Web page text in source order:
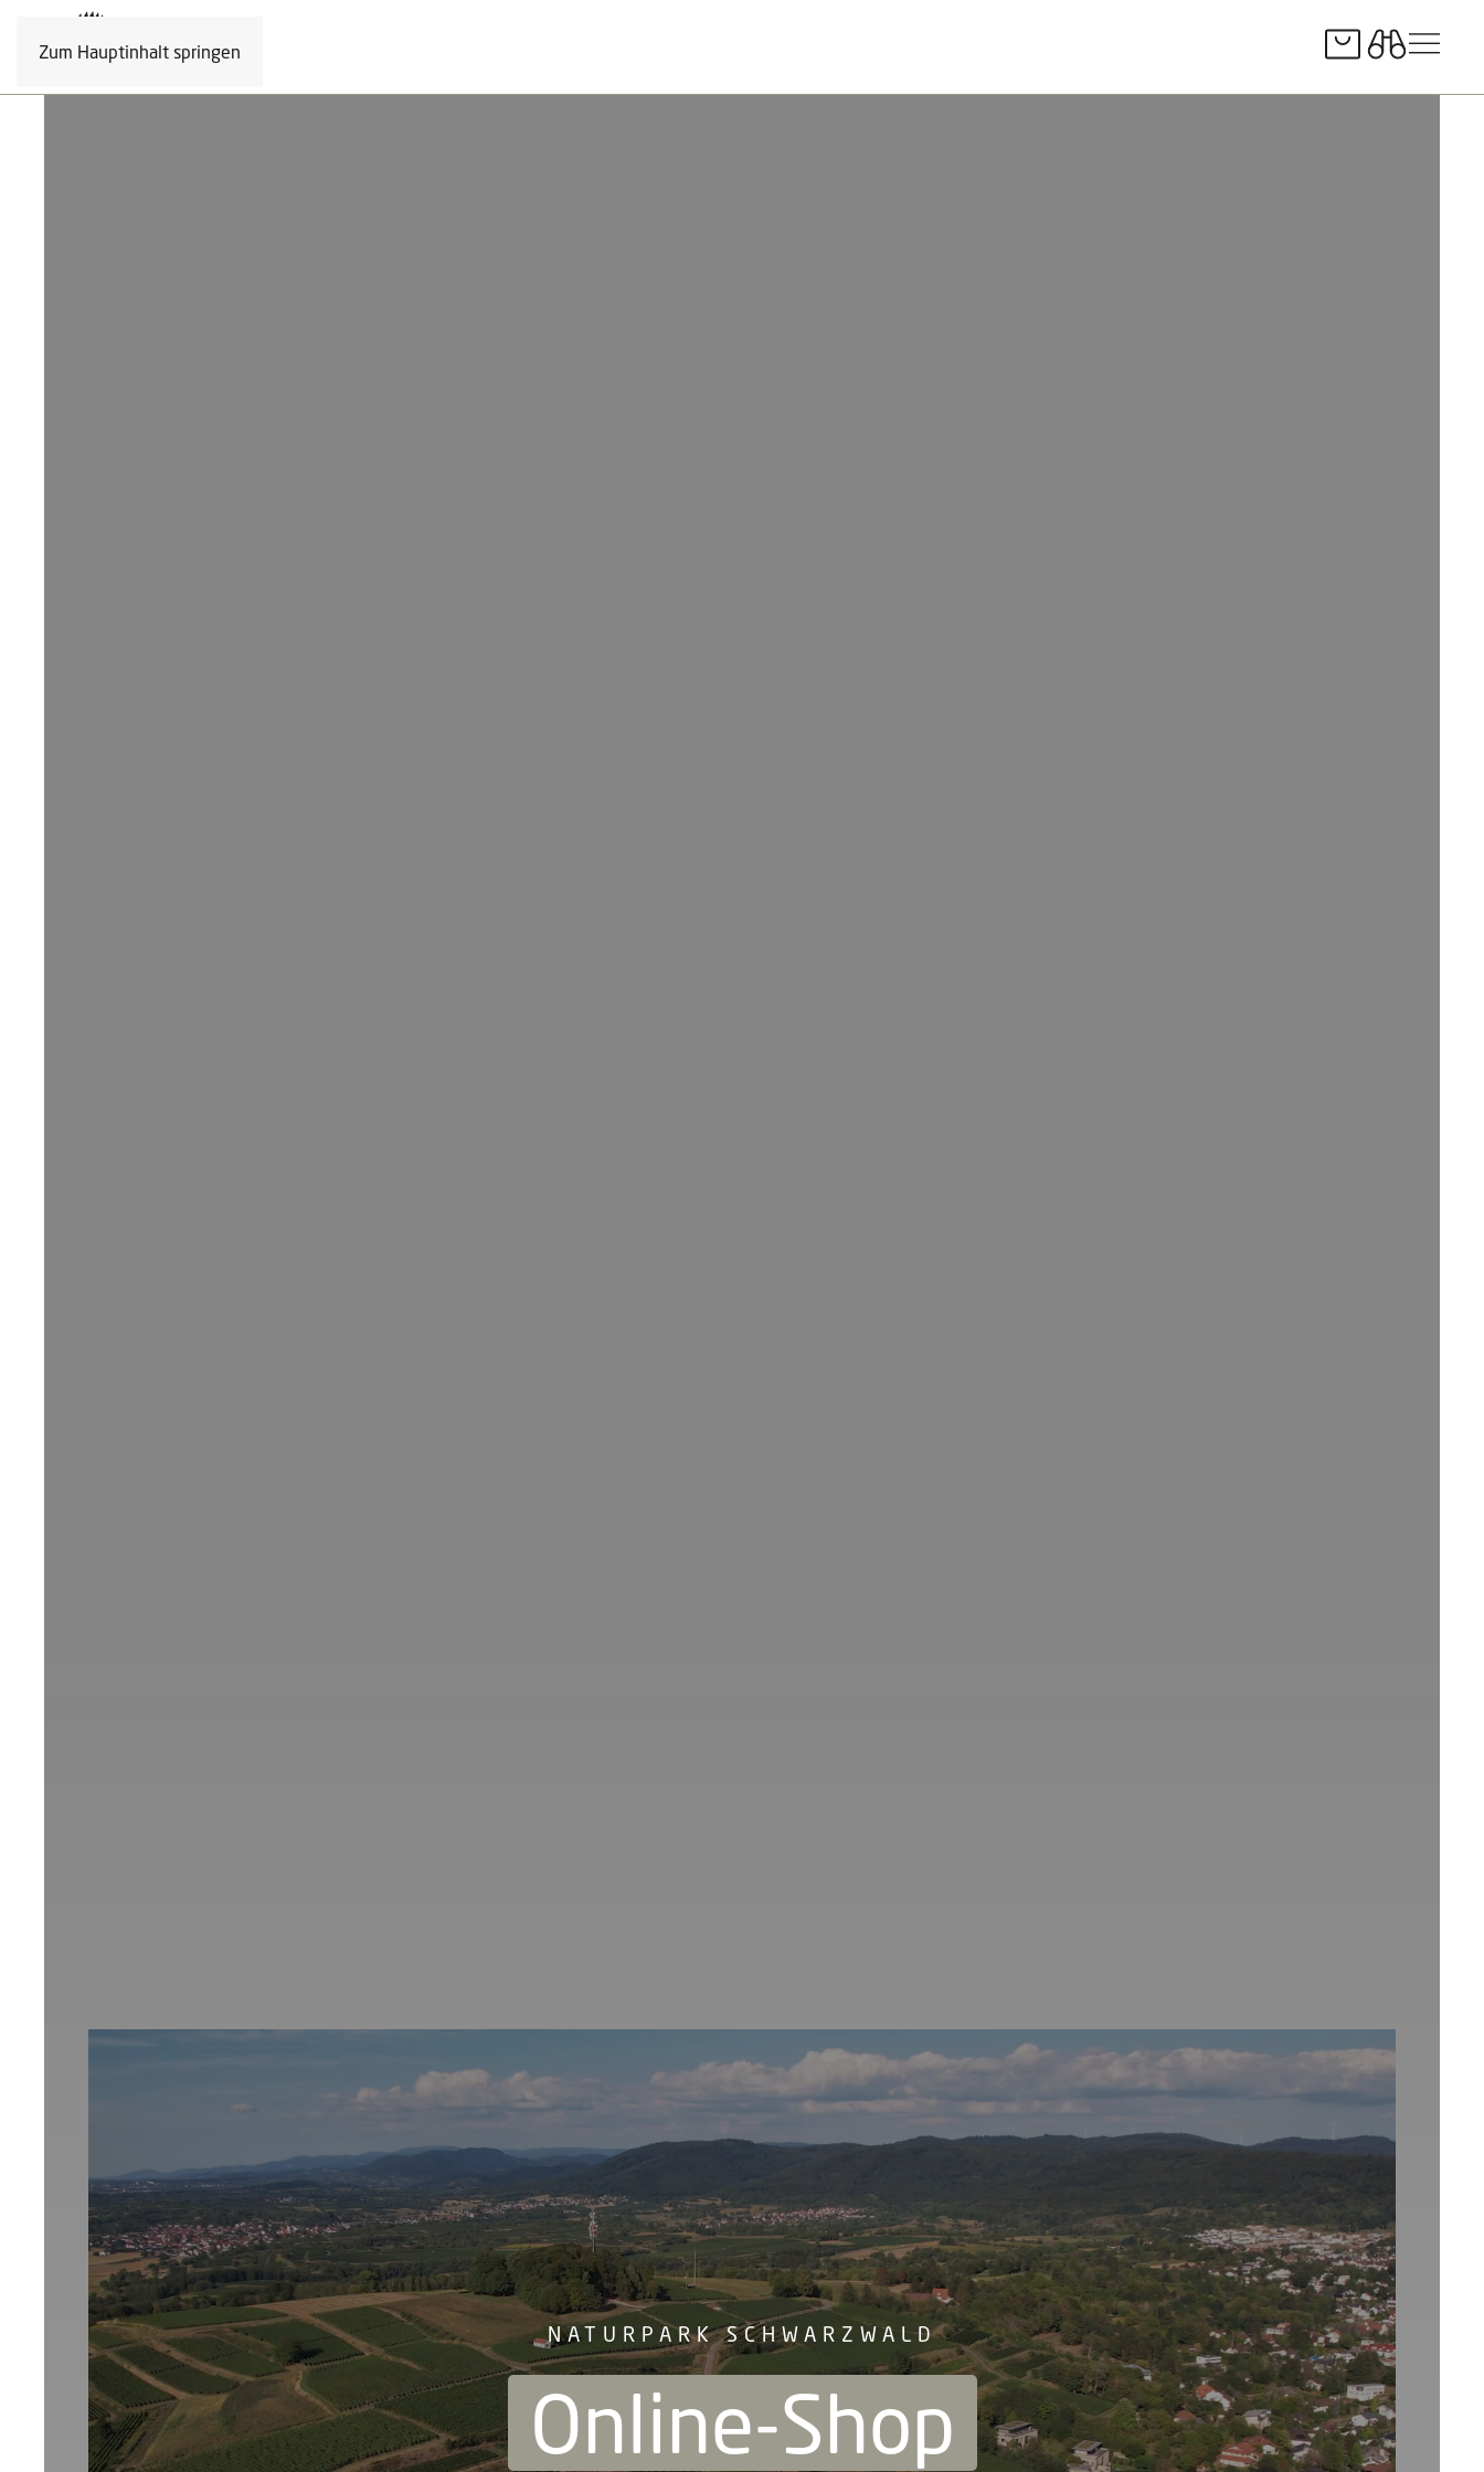
Zum Hauptinhalt springen
NATURPARK SCHWARZWALD
Online-Shop